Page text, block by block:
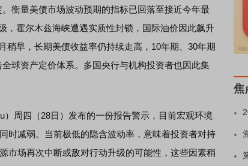
量美债市场波动预期的指标已回落至接近今年最
，霍尔木兹海峡遭遇实质性封锁，国际油价因此飙升
稍早，长期美债收益率仍持续走高，10年期、30年期
球资产定价体系。多国央行与机构投资者也因此集
）周四（28日）发布的一份报告警示，目前宏观环境
时减弱。当前极低的隐含波动率，意味着投资者对持
市场再次中断或敌对行动升级的可能性，这些因素稍
焦